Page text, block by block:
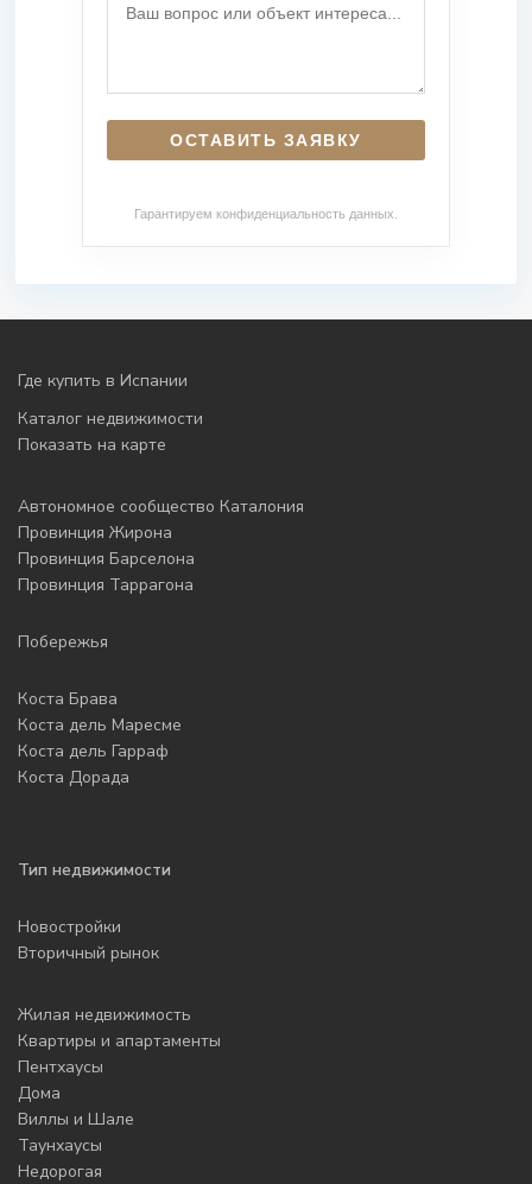
Гарантируем конфиденциальность данных.
Где купить в Испании
Каталог недвижимости
Показать на карте
Автономное сообщество Каталония
Провинция Жирона
Провинция Барселона
Провинция Таррагона
Побережья
Коста Брава
Коста дель Маресме
Коста дель Гарраф
Коста Дорада
Тип недвижимости
Новостройки
Вторичный рынок
Жилая недвижимость
Квартиры и апартаменты
Пентхаусы
Дома
Виллы и Шале
Таунхаусы
Недорогая